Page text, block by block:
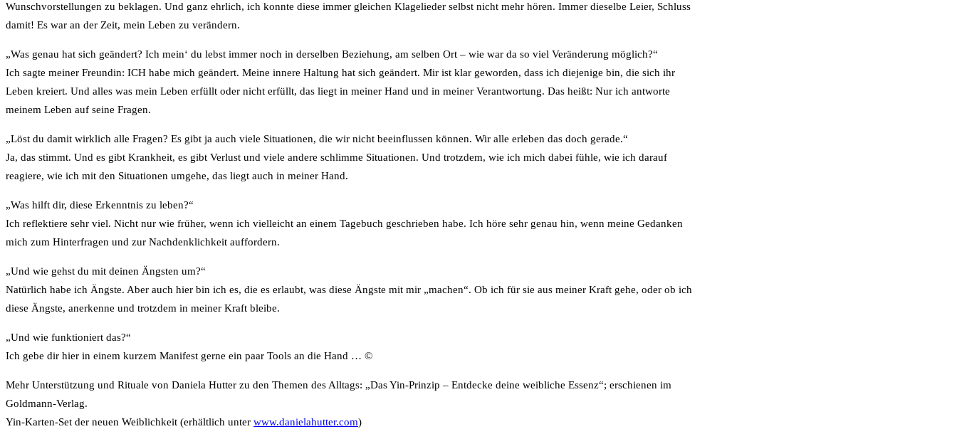
Wunschvorstellungen zu beklagen. Und ganz ehrlich, ich konnte diese immer gleichen Klagelieder selbst nicht mehr hören. Immer dieselbe Leier, Schluss
damit! Es war an der Zeit, mein Leben zu verändern.
„Was genau hat sich geändert? Ich mein‘ du lebst immer noch in derselben Beziehung, am selben Ort – wie war da so viel Veränderung möglich?“
Ich sagte meiner Freundin: ICH habe mich geändert. Meine innere Haltung hat sich geändert. Mir ist klar geworden, dass ich diejenige bin, die sich ihr
Leben kreiert. Und alles was mein Leben erfüllt oder nicht erfüllt, das liegt in meiner Hand und in meiner Verantwortung. Das heißt: Nur ich antworte
meinem Leben auf seine Fragen.
„Löst du damit wirklich alle Fragen? Es gibt ja auch viele Situationen, die wir nicht beeinflussen können. Wir alle erleben das doch gerade.“
Ja, das stimmt. Und es gibt Krankheit, es gibt Verlust und viele andere schlimme Situationen. Und trotzdem, wie ich mich dabei fühle, wie ich darauf
reagiere, wie ich mit den Situationen umgehe, das liegt auch in meiner Hand.
„Was hilft dir, diese Erkenntnis zu leben?“
Ich reflektiere sehr viel. Nicht nur wie früher, wenn ich vielleicht an einem Tagebuch geschrieben habe. Ich höre sehr genau hin, wenn meine Gedanken
mich zum Hinterfragen und zur Nachdenklichkeit auffordern.
„Und wie gehst du mit deinen Ängsten um?“
Natürlich habe ich Ängste. Aber auch hier bin ich es, die es erlaubt, was diese Ängste mit mir „machen“. Ob ich für sie aus meiner Kraft gehe, oder ob ich
diese Ängste, anerkenne und trotzdem in meiner Kraft bleibe.
„Und wie funktioniert das?“
Ich gebe dir hier in einem kurzem Manifest gerne ein paar Tools an die Hand … ©
Mehr Unterstützung und Rituale von Daniela Hutter zu den Themen des Alltags: „Das Yin-Prinzip – Entdecke deine weibliche Essenz“; erschienen im
Goldmann-Verlag.
Yin-Karten-Set der neuen Weiblichkeit (erhältlich unter www.danielahutter.com)